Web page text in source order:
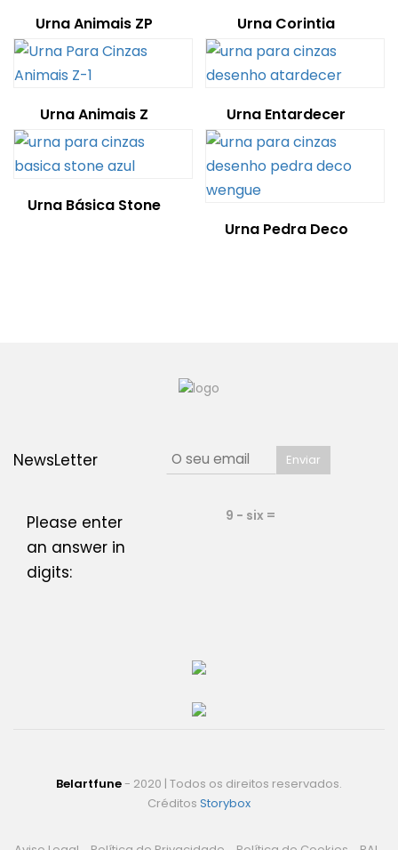
Urna Animais ZP Urna Corintia
Urna Animais Z Urna Entardecer
Urna Básica Stone
Urna Pedra Deco
NewsLetter
Please enter
an answer in
digits:
9 − six =
Belartfune - 2020 | Todos os direitos reservados.
Créditos Storybox